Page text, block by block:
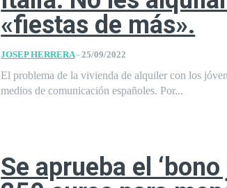
«fiestas de más».
JOSEP HERRERA - 25/09/2022
El problema de la vivienda de alquiler con los
medios de comunicación españoles. Por...
Se aprueba el